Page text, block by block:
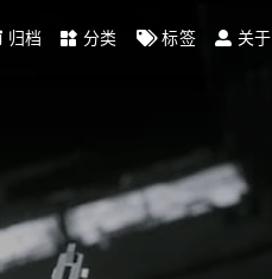
归档 分类 标签 关于